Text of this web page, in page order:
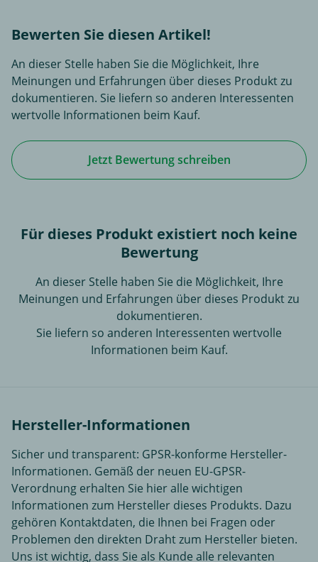
Bewerten Sie diesen Artikel!
An dieser Stelle haben Sie die Möglichkeit, Ihre
Meinungen und Erfahrungen über dieses Produkt zu
dokumentieren. Sie liefern so anderen Interessenten
wertvolle Informationen beim Kauf.
Jetzt Bewertung schreiben
Für dieses Produkt existiert noch keine
Bewertung
An dieser Stelle haben Sie die Möglichkeit, Ihre
Meinungen und Erfahrungen über dieses Produkt zu
dokumentieren.
Sie liefern so anderen Interessenten wertvolle
Informationen beim Kauf.
Hersteller-Informationen
Sicher und transparent: GPSR-konforme Hersteller-
Informationen. Gemäß der neuen EU-GPSR-
Verordnung erhalten Sie hier alle wichtigen
Informationen zum Hersteller dieses Produkts. Dazu
gehören Kontaktdaten, die Ihnen bei Fragen oder
Problemen den direkten Draht zum Hersteller bieten.
Uns ist wichtig, dass Sie als Kunde alle relevanten